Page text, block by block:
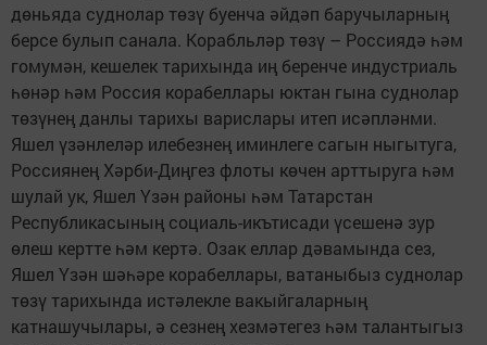
дөньяда суднолар төзү буенча әйдәп баручыларның
берсе булып санала. Корабльләр төзү – Россиядә һәм
гомумән, кешелек тарихында иң беренче индустриаль
һөнәр һәм Россия корабеллары юктан гына суднолар
төзүнең данлы тарихы варислары итеп исәпләнми.
Яшел үзәнлеләр илебезнең иминлеге сагын ныгытуга,
Россиянең Хәрби-Диңгез флоты көчен арттыруга һәм
шулай ук, Яшел Үзән районы һәм Татарстан
Республикасының социаль-икътисади үсешенә зур
өлеш кертте һәм кертә. Озак еллар дәвамында сез,
Яшел Үзән шәһәре корабеллары, ватаныбыз суднолар
төзү тарихында истәлекле вакыйгаларның
катнашучылары, ә сезнең хезмәтегез һәм талантыгыз